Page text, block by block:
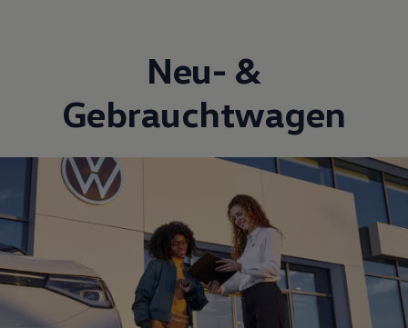
Neu- &
Gebrauchtwagen